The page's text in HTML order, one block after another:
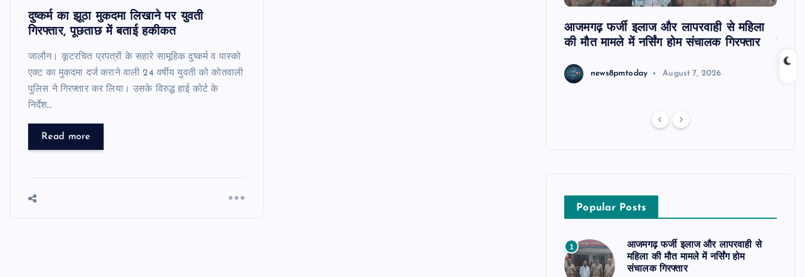
दुष्कर्म का झूठा मुकदमा लिखाने पर युवती
गिरफ्तार, पूछताछ में बताई हकीकत
जालौन। कूटरचित प्रपत्रों के सहारे सामूहिक दुष्कर्म व पास्को
एक्ट का मुकदमा दर्ज कराने वाली 24 वर्षीय युवती को कोतवाली
पुलिस ने गिरफ्तार कर लिया। उसके विरुद्ध हाई कोर्ट के
निर्देश…
Read more
आजमगढ़ फर्जी इलाज और लापरवाही से महिला
की मौत मामले में नर्सिंग होम संचालक गिरफ्तार
news8pmtoday August 7, 2026
Popular Posts
1
आजमगढ़ फर्जी इलाज और लापरवाही से
महिला की मौत मामले में नर्सिंग होम
संचालक गिरफ्तार